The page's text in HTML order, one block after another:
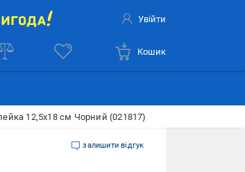
Увійти
Кошик
12,5x18 см Чорний (021817)
залишити відгук